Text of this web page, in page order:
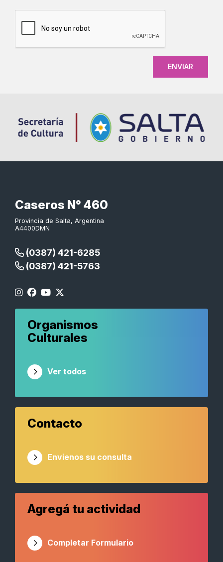
Caseros N° 460
Provincia de Salta, Argentina
A4400DMN
(0387) 421-6285
(0387) 421-5763
Organismos
Culturales
Ver todos
Contacto
Envienos su consulta
Agregá tu actividad
Completar Formulario